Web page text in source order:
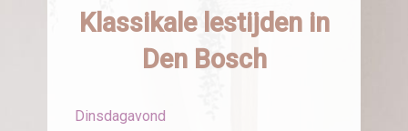
Klassikale lestijden in
Den Bosch
Dinsdagavond